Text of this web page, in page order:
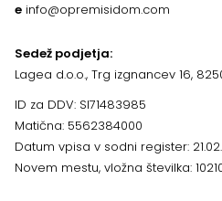
e info@opremisidom.com
Sedež podjetja:
Lagea d.o.o., Trg izgnancev 16,
ID za DDV: SI71483985
Matična: 5562384000
Datum vpisa v sodni register:
Novem mestu, vložna številka: